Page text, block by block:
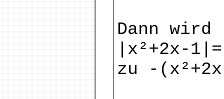
Dann wird
|x²+2x-
zu -